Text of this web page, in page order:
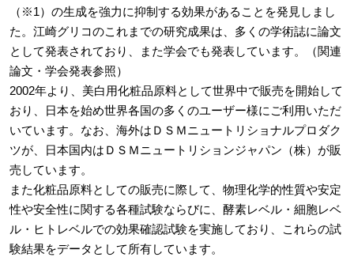
（※1）の生成を強力に抑制する効果があることを発見しまし
た。江崎グリコのこれまでの研究成果は、多くの学術誌に論文
として発表されており、また学会でも発表しています。（関連
論文・学会発表参照）
2002年より、美白用化粧品原料として世界中で販売を開始して
おり、日本を始め世界各国の多くのユーザー様にご利用いただ
いています。なお、海外はＤＳＭニュートリショナルプロダク
ツが、日本国内はＤＳＭニュートリションジャパン（株）が販
売しています。
また化粧品原料としての販売に際して、物理化学的性質や安定
性や安全性に関する各種試験ならびに、酵素レベル・細胞レベ
ル・ヒトレベルでの効果確認試験を実施しており、これらの試
験結果をデータとして所有しています。